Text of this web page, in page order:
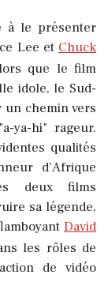
à le présenter
Lee et Chuck
que le film
idole, le Sud-
un chemin vers
ya-hi" rageur.
qualités
d’Afrique
deux films
sa légende,
David
les rôles de
de vidéo